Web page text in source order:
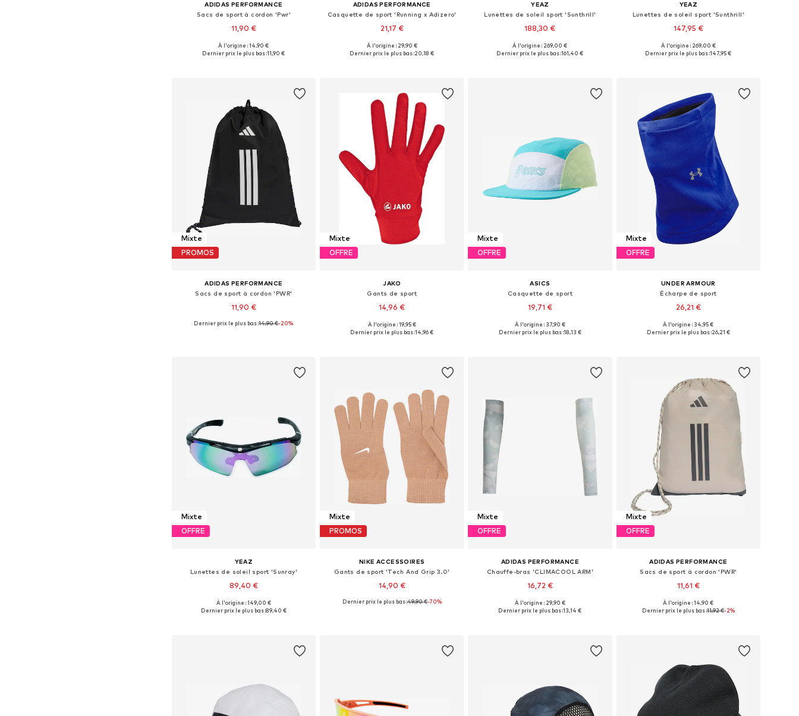
ADIDAS PERFORMANCE
Sacs de sport à cordon 'Pwr'
11,90 €
Tailles disponibles: NS
À l'origine : 14,90 €
Dernier prix le plus bas :11,90 €
ADIDAS PERFORMANCE
Casquette de sport 'Running x Adizero'
21,17 €
Tailles disponibles: 58-59
À l'origine : 29,90 €
Dernier prix le plus bas :20,18 €
YEAZ
Lunettes de soleil sport 'Sunthrill'
188,30 €
Tailles disponibles: One Size
À l'origine : 269,00 €
Dernier prix le plus bas :161,40 €
YEAZ
Lunettes de soleil sport 'Sunthrill'
147,95 €
Tailles disponibles: One Size
À l'origine : 269,00 €
Dernier prix le plus bas :147,95 €
Mixte
PROMOS
ADIDAS PERFORMANCE
Sacs de sport à cordon 'PWR'
11,90 €
Tailles disponibles: NS
Dernier prix le plus bas :14,90 €-20%
Mixte
OFFRE
JAKO
Gants de sport
14,96 €
Tailles disponibles: XS, S, M, L, XL, XXL
À l'origine : 19,95 €
Dernier prix le plus bas :14,96 €
Mixte
OFFRE
ASICS
Casquette de sport
19,71 €
Tailles disponibles: 58-59
À l'origine : 37,90 €
Dernier prix le plus bas :18,13 €
Mixte
OFFRE
UNDER ARMOUR
Écharpe de sport
26,21 €
Tailles disponibles: One Size
À l'origine : 34,95 €
Dernier prix le plus bas :26,21 €
Mixte
OFFRE
YEAZ
Lunettes de soleil sport 'Sunray'
89,40 €
Tailles disponibles: One Size
À l'origine : 149,00 €
Dernier prix le plus bas :89,40 €
Mixte
PROMOS
NIKE ACCESSOIRES
Gants de sport 'Tech And Grip 3.0'
14,90 €
Tailles disponibles: S, M, L
Dernier prix le plus bas :49,90 €-70%
Mixte
OFFRE
ADIDAS PERFORMANCE
Chauffe-bras 'CLIMACOOL ARM'
16,72 €
Tailles disponibles: S
À l'origine : 29,90 €
Dernier prix le plus bas :13,14 €
Mixte
OFFRE
ADIDAS PERFORMANCE
Sacs de sport à cordon 'PWR'
11,61 €
Tailles disponibles: NS
À l'origine : 14,90 €
Dernier prix le plus bas :11,92 €-2%